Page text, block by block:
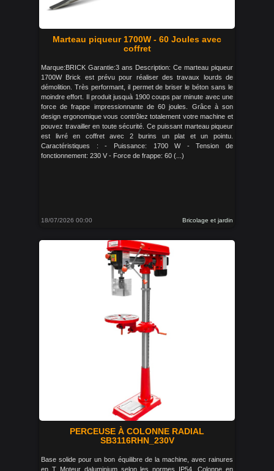
Marteau piqueur 1700W - 60 Joules avec
coffret
Marque:BRICK Garantie:3 ans Description: Ce marteau piqueur
1700W Brick est prévu pour réaliser des travaux lourds de
démolition. Très performant, il permet de briser le béton sans le
moindre effort. Il produit jusquà 1900 coups par minute avec une
force de frappe impressionnante de 60 joules. Grâce à son
design ergonomique vous contrôlez totalement votre machine et
pouvez travailler en toute sécurité. Ce puissant marteau piqueur
est livré en coffret avec 2 burins un plat et un pointu.
Caractéristiques : - Puissance: 1700 W - Tension de
fonctionnement: 230 V - Force de frappe: 60 (...)
18/07/2026 00:00 Bricolage et jardin
PERCEUSE À COLONNE RADIAL
SB3116RHN_230V
Base solide pour un bon équilibre de la machine, avec rainures
en T Moteur daluminium selon les normes IP54. Colonne en